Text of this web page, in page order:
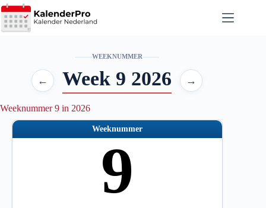
Ga
naar
de
WEEKNUMMER
← Week 9 2026 →
Weeknummer 9 in 2026
Weeknummer
9